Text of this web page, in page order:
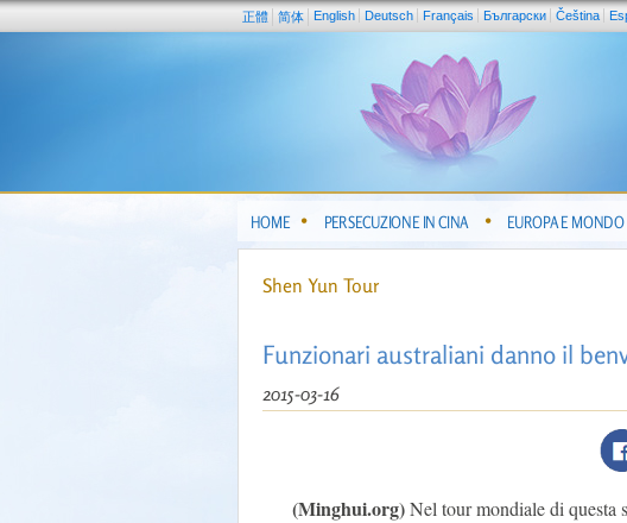
正體 简体 English Deutsch Français Български Čeština
HOME PERSECUZIONE IN CINA EUROPA E MONDO
Shen Yun Tour
Funzionari australiani danno il
2015-03-16
(Minghui.org)Nel tour mondiale di questa